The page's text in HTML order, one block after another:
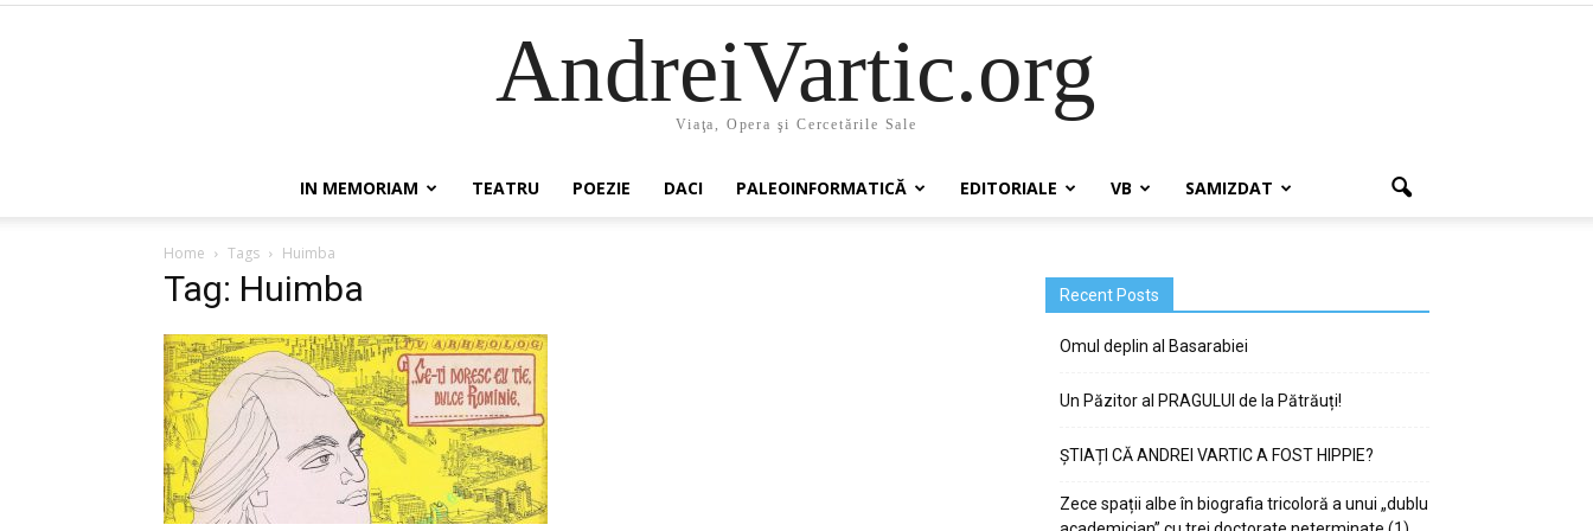
AndreiVartic.org
Viaţa, Opera şi Cercetările Sale
IN MEMORIAM TEATRU POEZIE DACI PALEOINFORMATICĂ EDITORIALE VB SAMIZDAT
Home Tags Huimba
Tag: Huimba Recent Posts
Omul deplin al Basarabiei
Un Păzitor al PRAGULUI de la Pătrăuți!
ȘTIAȚI CĂ ANDREI VARTIC A FOST HIPPIE?
Zece spații albe în biografia tricoloră a unui „dublu